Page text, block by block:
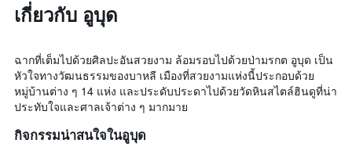
เกี่ยวกับ อูบุด
ฉากที่เต็มไปด้วยศิลปะอันสวยงาม ล้อมรอบไปด้วยป่ามรกต อูบุด เป็น
หัวใจทางวัฒนธรรมของบาหลี เมืองที่สวยงามแห่งนี้ประกอบด้วย
หมู่บ้านต่าง ๆ 14 แห่ง และประดับประดาไปด้วยวัดหินสไตล์ฮินดูที่น่า
ประทับใจและศาลเจ้าต่าง ๆ มากมาย
กิจกรรมน่าสนใจในอูบุด